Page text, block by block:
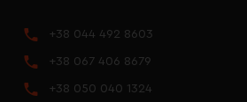
+38 044 492 8603
+38 067 406 8679
+38 050 040 1324